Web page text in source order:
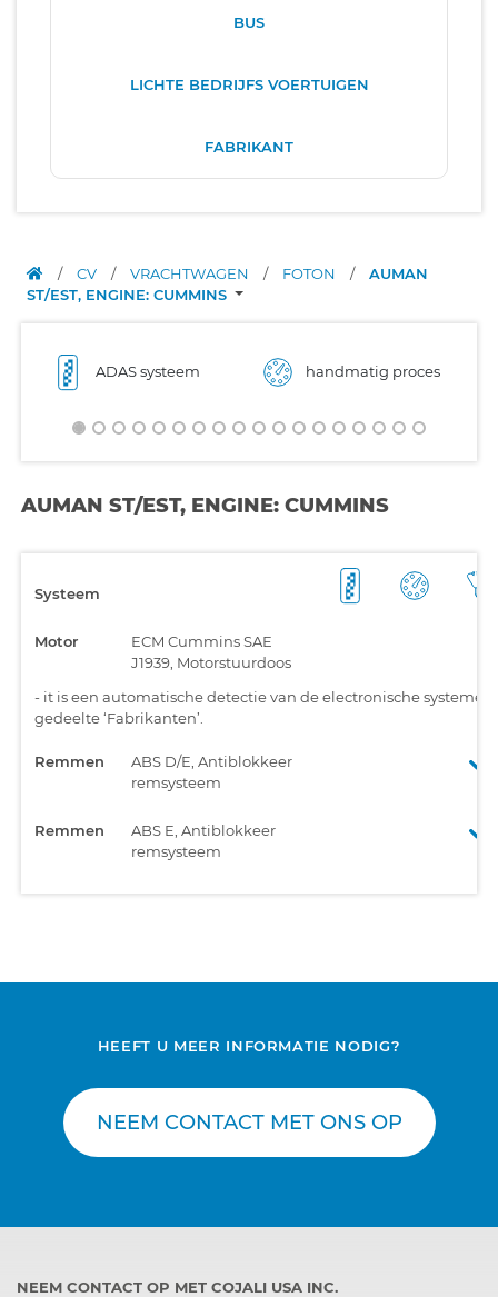
BUS
LICHTE BEDRIJFS VOERTUIGEN
FABRIKANT
/ CV / VRACHTWAGEN / FOTON /
AUMAN
ST/EST, ENGINE: CUMMINS
ADAS systeem handmatig proces
AUMAN ST/EST, ENGINE: CUMMINS
Systeem
Motor
ECM Cummins SAE
J1939, Motorstuurdoos
- it is een automatische detectie van de electronische
gedeelte ‘Fabrikanten’.
Remmen
ABS D/E, Antiblokkeer
remsysteem
Remmen
ABS E, Antiblokkeer
remsysteem
HEEFT U MEER INFORMATIE NODIG?
NEEM CONTACT MET ONS OP
NEEM CONTACT OP MET COJALI USA INC.